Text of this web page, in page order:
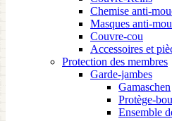
Chemise anti-
Masques anti-
Couvre-cou
Accessoires et
Protection des membres
Garde-jambes
Gamaschen
Protège-
Ensemble